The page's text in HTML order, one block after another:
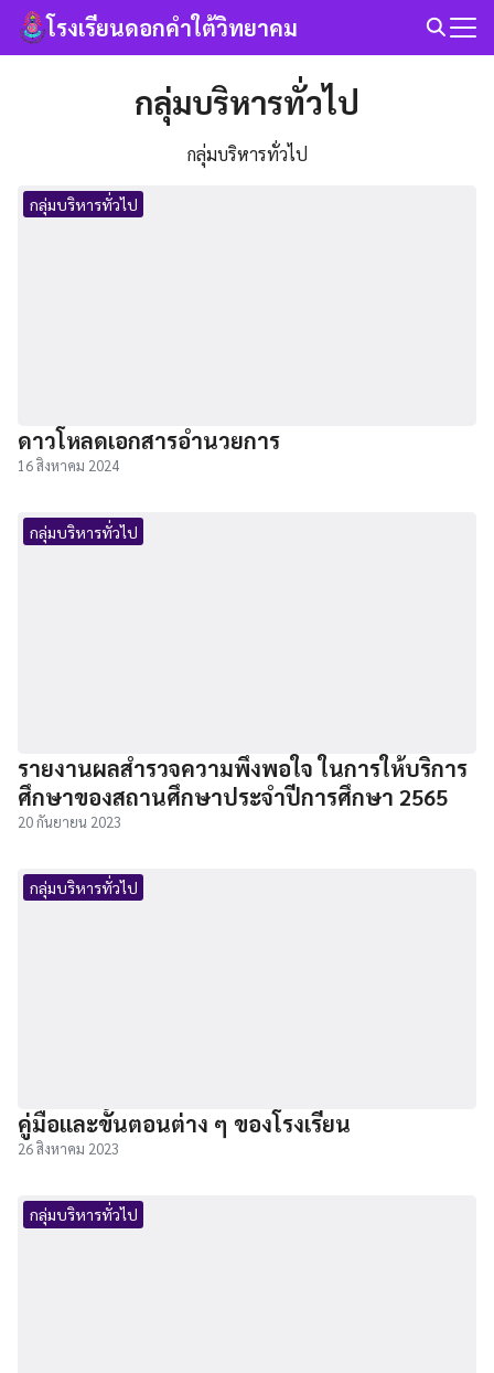
Skip
โรงเรียนดอกคำใต้วิทยาคม
กลุ่มบริหารทั่วไป
กลุ่มบริหารทั่วไป
กลุ่มบริหารทั่วไป
ดาวโหลดเอกสารอำนวยการ
16 สิงหาคม 2024
กลุ่มบริหารทั่วไป
รายงานผลสำรวจความพึงพอใจ ในการให้บริการ
ศึกษาของสถานศึกษาประจำปีการศึกษา 2565
20 กันยายน 2023
กลุ่มบริหารทั่วไป
คู่มือและขั้นตอนต่าง ๆ ของโรงเรียน
26 สิงหาคม 2023
กลุ่มบริหารทั่วไป